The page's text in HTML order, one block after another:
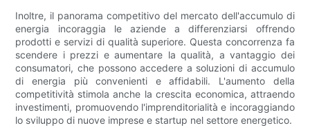
Inoltre, il panorama competitivo del mercato dell'accumulo di
energia incoraggia le aziende a differenziarsi offrendo
prodotti e servizi di qualità superiore. Questa concorrenza fa
scendere i prezzi e aumentare la qualità, a vantaggio dei
consumatori, che possono accedere a soluzioni di accumulo
di energia più convenienti e affidabili. L'aumento della
competitività stimola anche la crescita economica, attraendo
investimenti, promuovendo l'imprenditorialità e incoraggiando
lo sviluppo di nuove imprese e startup nel settore energetico.